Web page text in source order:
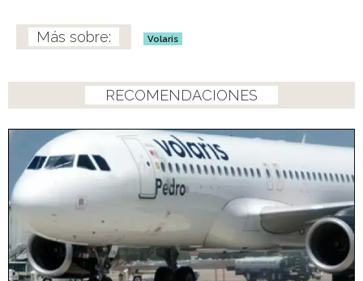
Volaris
RECOMENDACIONES